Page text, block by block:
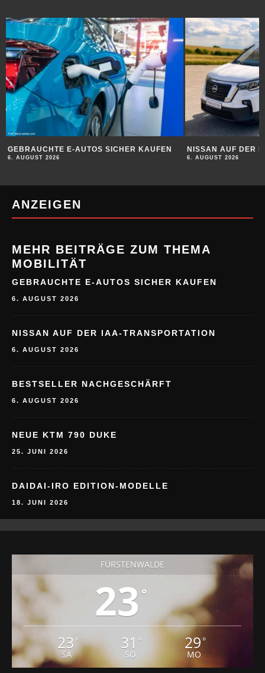
GEBRAUCHTE E-AUTOS SICHER KAUFEN
6. AUGUST 2026
NISSAN AUF DER
6. AUGUST 2026
ANZEIGEN
MEHR BEITRÄGE ZUM THEMA
MOBILITÄT
GEBRAUCHTE E-AUTOS SICHER KAUFEN
6. AUGUST 2026
NISSAN AUF DER IAA-TRANSPORTATION
6. AUGUST 2026
BESTSELLER NACHGESCHÄRFT
6. AUGUST 2026
NEUE KTM 790 DUKE
25. JUNI 2026
DAIDAI-IRO EDITION-MODELLE
18. JUNI 2026
FÜRSTENWALDE
23 °
23 °
SA
31 °
SO
29 °
MO